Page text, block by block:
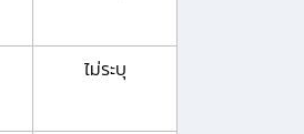
ไม่ระบุ